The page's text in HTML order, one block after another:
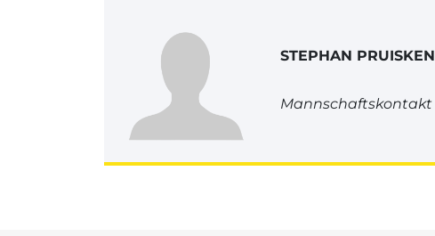
STEPHAN PRUISKEN
Mannschaftskontakt